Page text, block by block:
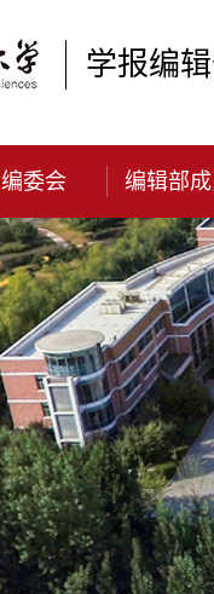
学报编
编委会 编辑部成